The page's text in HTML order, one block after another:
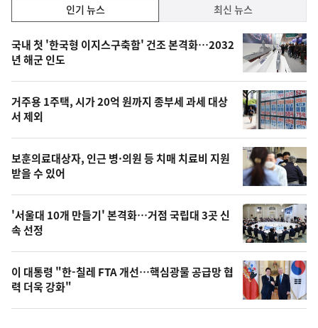
기,
최
신,
오
늘
의
영
상
오
늘
의
사
진
인기 뉴스 최신 뉴스
기
뉴
스
국내 첫 '한국형 이지스구축함' 건조 본격화…2032
년 해군 인도
거주용 1주택, 시가 20억 원까지 종부세 과세 대상
서 제외
보훈의료대상자, 인근 병·의원 등 치매 치료비 지원
받을 수 있어
'서울대 10개 만들기' 본격화…거점 국립대 3곳 신
속 선정
이 대통령 "한-칠레 FTA 개선…핵심광물 공급망 협
력 더욱 강화"